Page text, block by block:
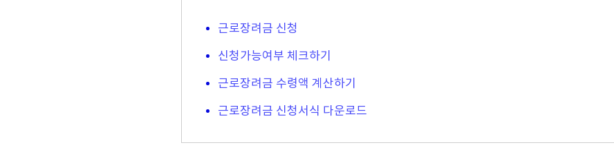
근로장려금 신청
신청가능여부 체크하기
근로장려금 수령액 계산하기
근로장려금 신청서식 다운로드